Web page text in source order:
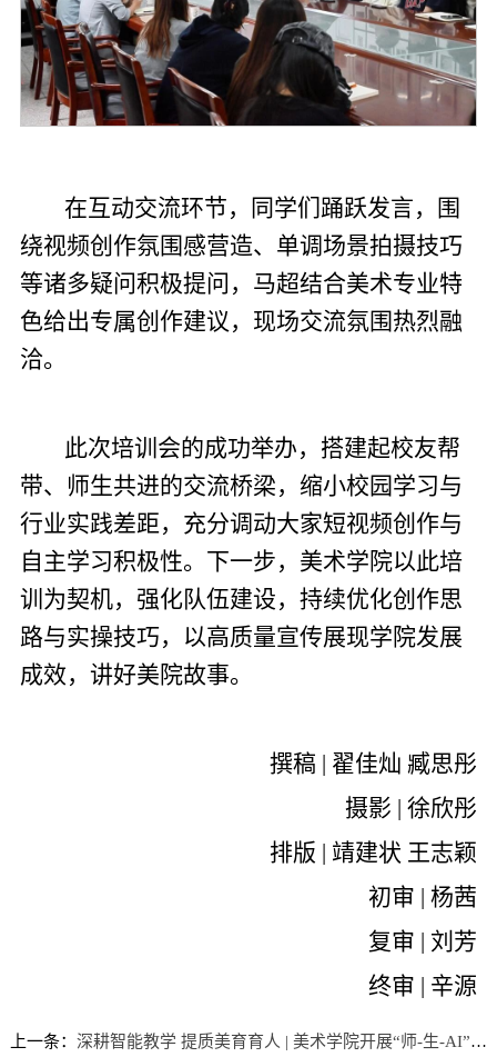
在互动交流环节，同学们踊跃发言，围
绕视频创作氛围感营造、单调场景拍摄技巧
等诸多疑问积极提问，马超结合美术专业特
色给出专属创作建议，现场交流氛围热烈融
洽。
此次培训会的成功举办，搭建起校友帮
带、师生共进的交流桥梁，缩小校园学习与
行业实践差距，充分调动大家短视频创作与
自主学习积极性。下一步，美术学院以此培
训为契机，强化队伍建设，持续优化创作思
路与实操技巧，以高质量宣传展现学院发展
成效，讲好美院故事。
撰稿 | 翟佳灿 臧思彤
摄影 | 徐欣彤
排版 | 靖建状 王志颖
初审 | 杨茜
复审 | 刘芳
终审 | 辛源
上一条： 深耕智能教学 提质美育育人 | 美术学院开展“师-生-AI”三元协同课堂专题培训